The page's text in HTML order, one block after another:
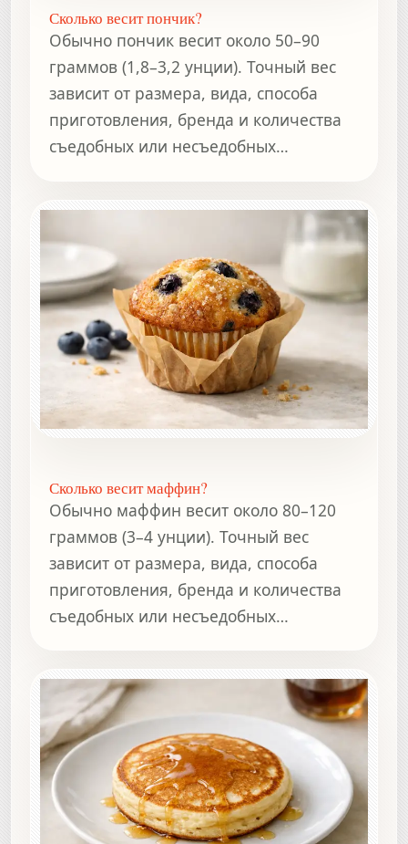
Сколько весит пончик?
Обычно пончик весит около 50–90
граммов (1,8–3,2 унции). Точный вес
зависит от размера, вида, способа
приготовления, бренда и количества
съедобных или несъедобных
Сколько весит маффин?
Обычно маффин весит около 80–120
граммов (3–4 унции). Точный вес
зависит от размера, вида, способа
приготовления, бренда и количества
съедобных или несъедобных